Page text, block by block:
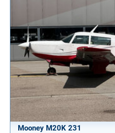
Mooney M20K 231